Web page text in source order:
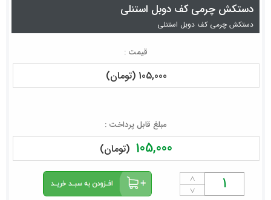
دستکش چرمی کف دوبل استنلی
دستکش چرمی کف دوبل استنلی
قیمت :
105,000 (تومان)
مبلغ قابل پرداخت :
105,000 (تومان)
˄
˅